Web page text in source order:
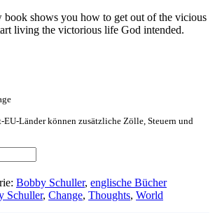
book shows you how to get out of the vicious
living the victorious life God intended.
Länder können zusätzliche Zölle, Steuern und
Bobby Schuller, englische Bücher
Schuller, Change, Thoughts, World